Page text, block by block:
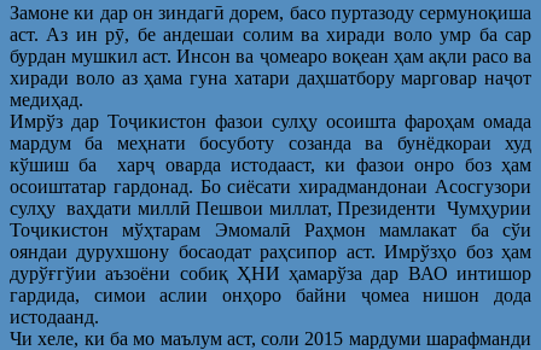
Замоне ки дар он зиндагӣ дорем, басо пуртазоду сермуноқиша
аст. Аз ин рӯ, бе андешаи солим ва хиради воло умр ба сар
бурдан мушкил аст. Инсон ва ҷомеаро воқеан ҳам ақли расо ва
хиради воло аз ҳама гуна хатари даҳшатбору марговар наҷот
медиҳад.
Имрўз дар Тоҷикистон фазои сулҳу осоишта фароҳам омада
мардум ба меҳнати босуботу созанда ва бунёдкораи худ
кўшиш ба харҷ оварда истодааст, ки фазои онро боз ҳам
осоиштатар гардонад. Бо сиёсати хирадмандонаи Асосгузори
сулҳу ваҳдати миллӣ Пешвои миллат, Президенти Чумҳурии
Тоҷикистон мўҳтарам Эмомалӣ Раҳмон мамлакат ба сўи
ояндаи дурухшону босаодат раҳсипор аст. Имрўзҳо боз ҳам
дурўғгўии аъзоёни собиқ ҲНИ ҳамарўза дар ВАО интишор
гардида, симои аслии онҳоро байни ҷомеа нишон дода
истодаанд.
Чи хеле, ки ба мо маълум аст, соли 2015 мардуми шарафманди